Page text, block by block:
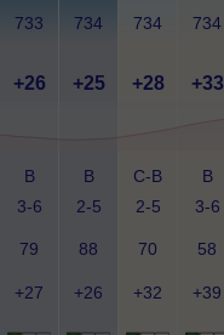
733 734 734 734
+26 +25 +28 +33
В
3-6
В
2-5
С-В
2-5
В
3-6
79 88 70 58
+27 +26 +32 +39